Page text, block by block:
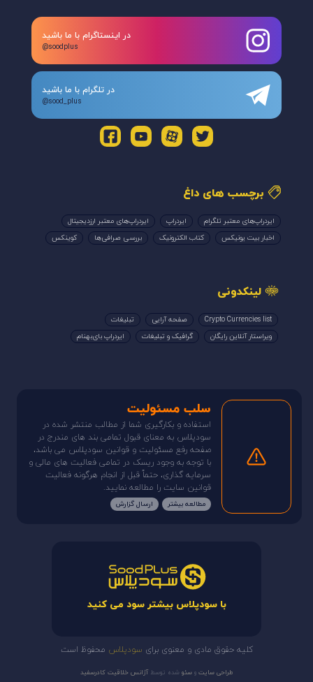
در اینستاگرام با ما باشید
@soodplus
در تلگرام با ما باشید
@sood_plus
برچسب های داغ
ایردراپ‌های معتبر تلگرام ایردراپ
ایردراپ‌های معتبر ارزدیجیتال
اخبار بیت یونیکس
کتاب الکترونیک بررسی صرافی‌ها کوینکس
لینکدونی
Crypto Currencies list صفحه آرایی
تبلیغات
ویراستار آنلاین رایگان
گرافیک و تبلیغات ایردراپ بای‌بهنام
سلب مسئولیت
استفاده و بکارگیری شما از مطالب منتشر شده در
سودپلاس به معنای قبول تمامی بند های مندرج در
صفحه رفع مسئولیت و قوانین سودپلاس می باشد،
با توجه به وجود ریسک در تمامی فعالیت های مالی و
سرمایه گذاری، حتماً قبل از انجام هرگونه فعالیت
قوانین سایت را مطالعه نمایید.
مطالعه بیشتر ارسال گزارش
با سودپلاس بیشتر سود می کنید
کلیه حقوق مادی و معنوی برای سودپلاس محفوظ است
طراحی سایتوسئو شده توسطآژانس خلاقیت کادرسفید